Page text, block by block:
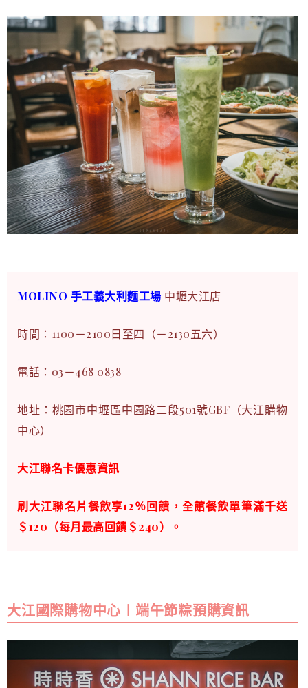
MOLINO 手工義大利麵工場 中壢大江店
時間：1100－2100日至四（－2130五六）
電話：03－468 0838
地址：桃園市中壢區中園路二段501號GBF（大江購物
中心）
大江聯名卡優惠資訊
刷大江聯名片餐飲享12％回饋，全館餐飲單筆滿千送
＄120（每月最高回饋＄240）。
大江國際購物中心︱端午節粽預購資訊